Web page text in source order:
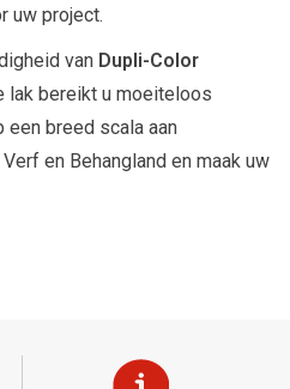
uw project.
van Dupli-Color
lak bereikt u moeiteloos
breed scala aan
en Behangland en maak uw